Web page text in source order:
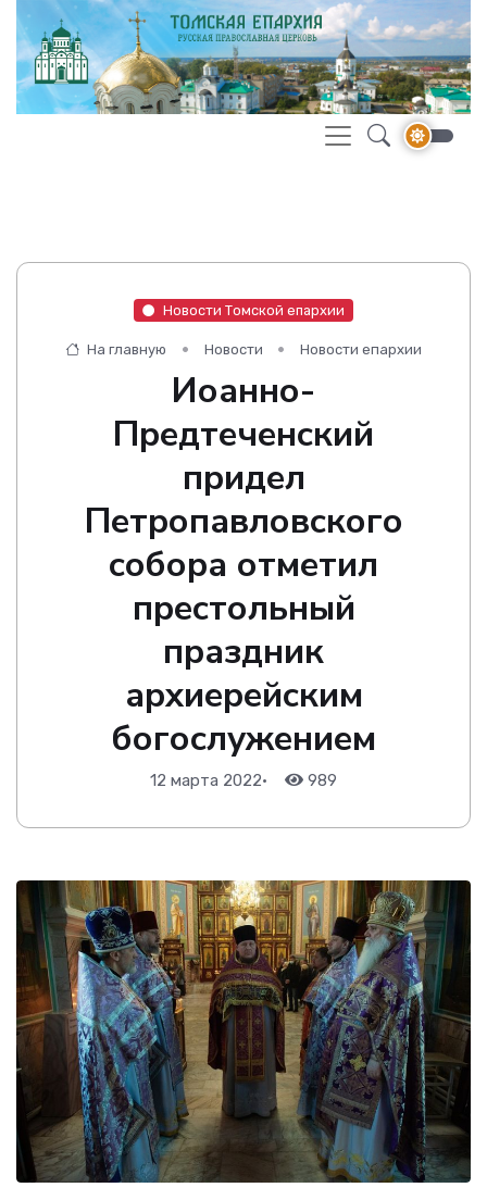
Новости Томской епархии
На главную Новости Новости епархии
Иоанно-
Предтеченский
придел
Петропавловского
собора отметил
престольный
праздник
архиерейским
богослужением
12 марта 2022• 989